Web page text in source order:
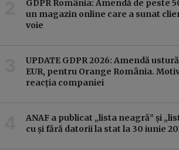
GDPR România: Amendă de peste
un magazin online care a sunat
voie
UPDATE GDPR 2026: Amendă
EUR, pentru Orange România.
reacția companiei
ANAF a publicat „lista neagră” și
cu și fără datorii la stat la 30 iunie